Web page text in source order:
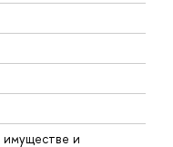
и